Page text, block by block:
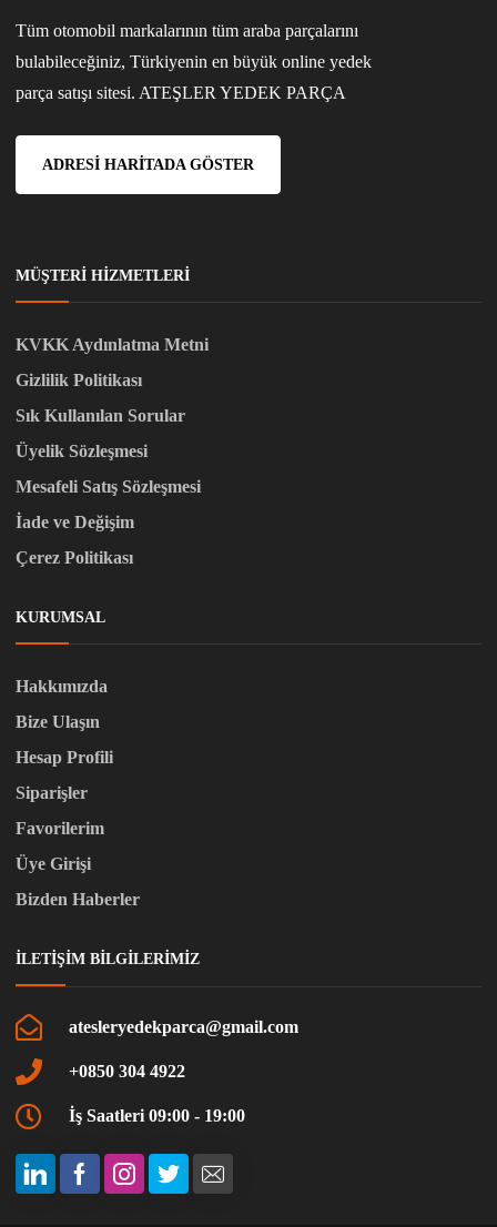
Tüm otomobil markalarının tüm araba parçalarını
bulabileceğiniz, Türkiyenin en büyük online yedek
parça satışı sitesi. ATEŞLER YEDEK PARÇA
ADRESI HARITADA GÖSTER
MÜŞTERI HIZMETLERI
KVKK Aydınlatma Metni
Gizlilik Politikası
Sık Kullanılan Sorular
Üyelik Sözleşmesi
Mesafeli Satış Sözleşmesi
İade ve Değişim
Çerez Politikası
KURUMSAL
Hakkımızda
Bize Ulaşın
Hesap Profili
Siparişler
Favorilerim
Üye Girişi
Bizden Haberler
İLETIŞIM BILGILERIMIZ
atesleryedekparca@gmail.com
+0850 304 4922
İş Saatleri 09:00 - 19:00